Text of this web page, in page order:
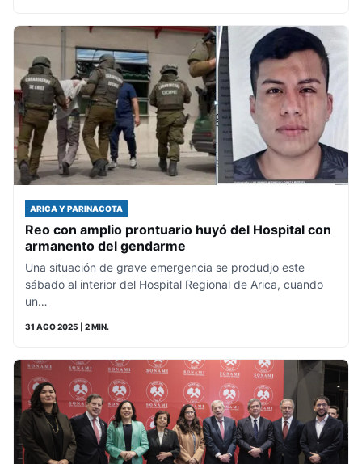
ARICA Y PARINACOTA
Reo con amplio prontuario huyó del Hospital con
armanento del gendarme
Una situación de grave emergencia se produdjo este
sábado al interior del Hospital Regional de Arica, cuando
un…
31 AGO 2025 | 2 MIN.